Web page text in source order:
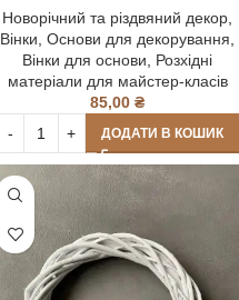
Новорічний та різдвяний декор,
Вінки, Основи для декорування,
Вінки для основи, Розхідні
матеріали для майстер-класів
85,00 ₴
ДОДАТИ В КОШИК